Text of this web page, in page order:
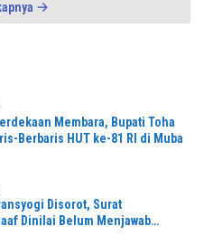
Membara, Bupati Toha
Berbaris HUT ke-81 RI di Muba
Disorot, Surat
Dinilai Belum Menjawab